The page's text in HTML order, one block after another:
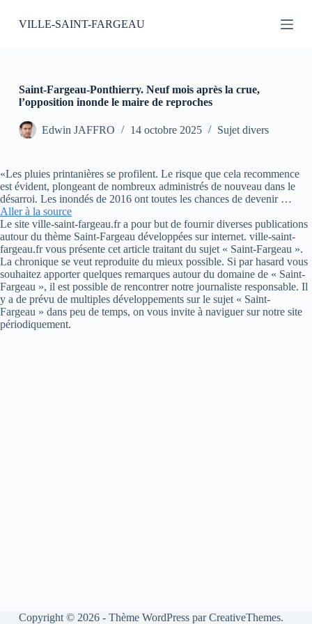
u
o
n
u
VILLE-SAINT-FARGEAU
Saint-Fargeau-Ponthierry. Neuf mois après la crue,
l’opposition inonde le maire de reproches
Edwin JAFFRO 14 octobre 2025 Sujet divers
«Les pluies printanières se profilent. Le risque que cela recommence
est évident, plongeant de nombreux administrés de nouveau dans le
désarroi. Les inondés de 2016 ont toutes les chances de devenir …
Aller à la source
Le site ville-saint-fargeau.fr a pour but de fournir diverses publications
autour du thème Saint-Fargeau développées sur internet. ville-saint-
fargeau.fr vous présente cet article traitant du sujet « Saint-Fargeau ».
La chronique se veut reproduite du mieux possible. Si par hasard vous
souhaitez apporter quelques remarques autour du domaine de « Saint-
Fargeau », il est possible de rencontrer notre journaliste responsable. Il
y a de prévu de multiples développements sur le sujet « Saint-
Fargeau » dans peu de temps, on vous invite à naviguer sur notre site
périodiquement.
Copyright © 2026 - Thème WordPress parCreativeThemes.